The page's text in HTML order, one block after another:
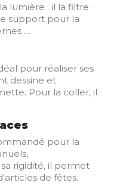
lumière : il la filtre
support pour la
…
pour réaliser ses
dessine et
Pour la coller, il
pour la
rigidité, il permet
de fêtes.